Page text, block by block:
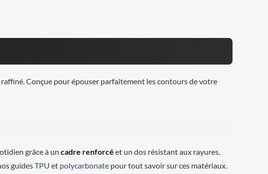
Conçue pour épouser parfaitement les contours de votre
grâce à un cadre renforcé et un dos résistant aux rayures.
guidesTPU et polycarbonate pour tout savoir sur ces matériaux.